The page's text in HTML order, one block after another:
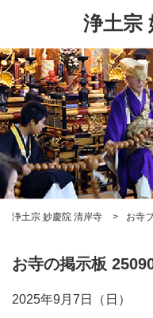
浄土宗
浄土宗 妙慶院 清岸寺 お寺
お寺の掲示板
2025年9月7日（日）